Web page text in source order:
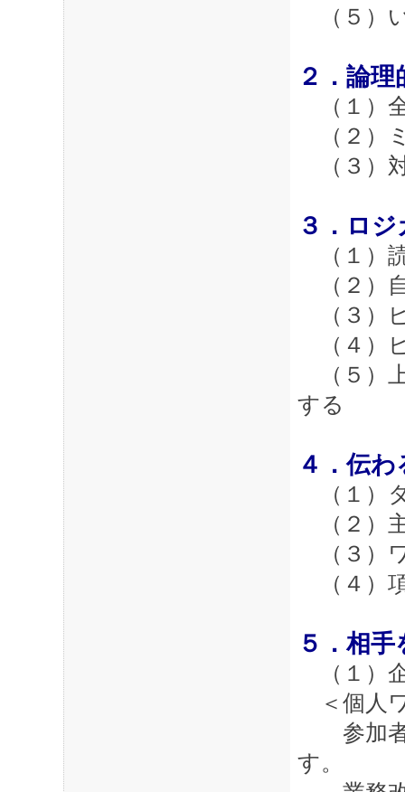
（５）
２．論
（１）
（２）
（３）
３．ロ
（１）
（２）
（３）
（４）
（５）
する
４．伝
（１）
（２）
（３）
（４）
５．相
（１）
＜個人
参加者
す。